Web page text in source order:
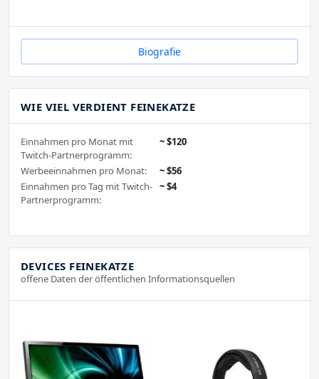
Biografie
WIE VIEL VERDIENT FEINEKATZE
Einnahmen pro Monat mit
Twitch-Partnerprogramm:
~ $120
Werbeeinnahmen pro Monat:
~ $56
Einnahmen pro Tag mit Twitch-
Partnerprogramm:
~ $4
DEVICES FEINEKATZE
offene Daten der öffentlichen Informationsquellen